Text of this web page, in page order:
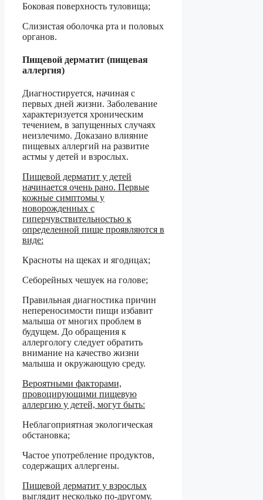
Боковая поверхность туловища;
Слизистая оболочка рта и половых
органов.
Пищевой дерматит (пищевая
аллергия)
Диагностируется, начиная с
первых дней жизни. Заболевание
характеризуется хроническим
течением, в запущенных случаях
неизлечимо. Доказано влияние
пищевых аллергий на развитие
астмы у детей и взрослых.
Пищевой дерматит у детей
начинается очень рано. Первые
кожные симптомы у
новорожденных с
гиперчувствительностью к
определенной пище проявляются в
виде:
Красноты на щеках и ягодицах;
Себорейных чешуек на голове;
Правильная диагностика причин
непереносимости пищи избавит
малыша от многих проблем в
будущем. До обращения к
аллергологу следует обратить
внимание на качество жизни
малыша и окружающую среду.
Вероятными факторами,
провоцирующими пищевую
аллергию у детей, могут быть:
Неблагоприятная экологическая
обстановка;
Частое употребление продуктов,
содержащих аллергены.
Пищевой дерматит у взрослых
выглядит несколько по-другому.